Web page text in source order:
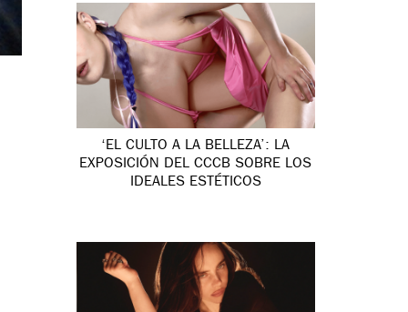
‘EL CULTO A LA BELLEZA’: LA
EXPOSICIÓN DEL CCCB SOBRE LOS
IDEALES ESTÉTICOS